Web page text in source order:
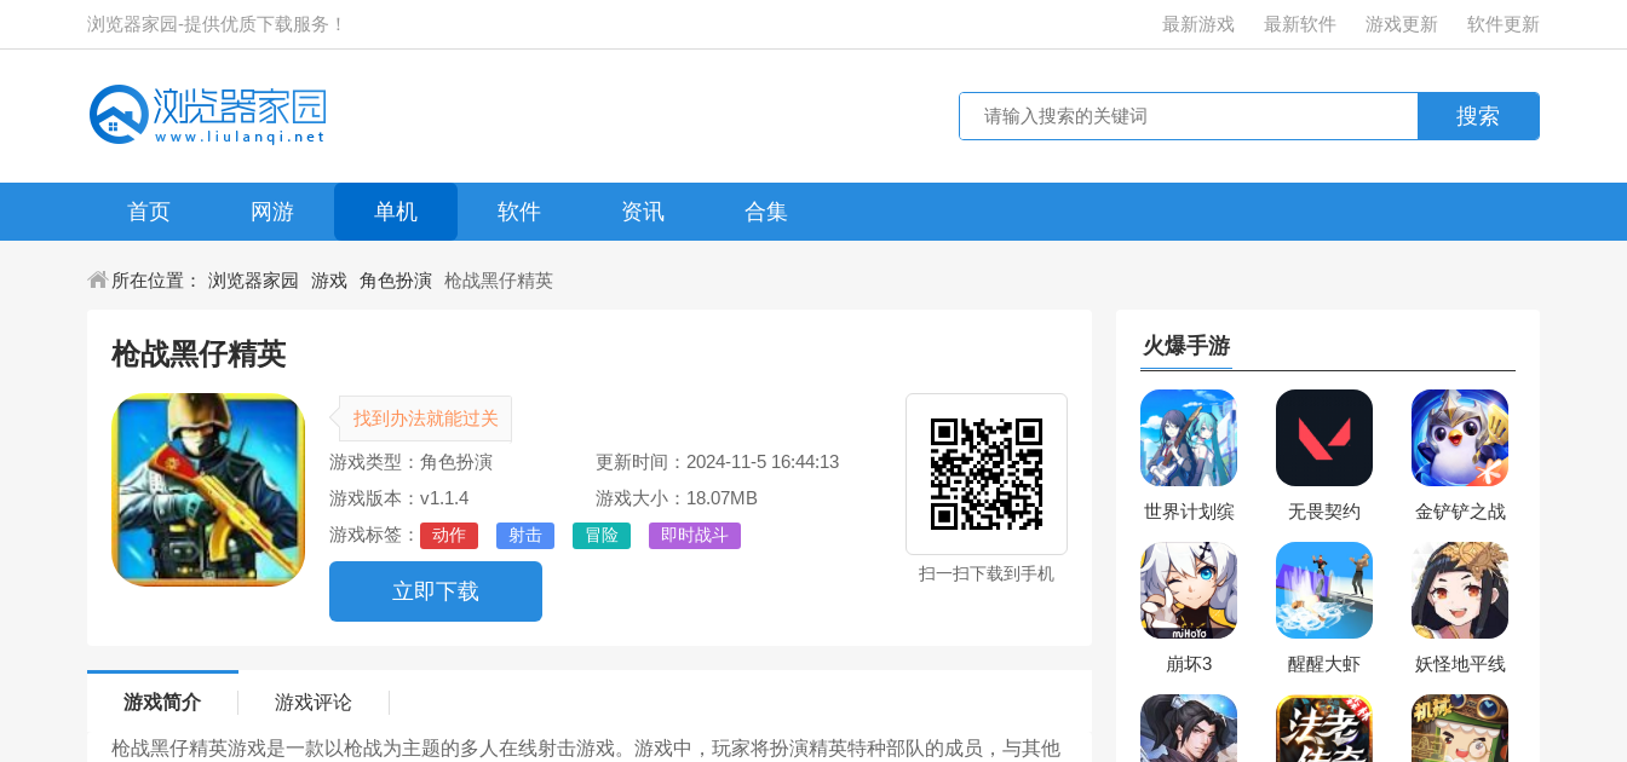
浏览器家园-提供优质下载服务！ 最新游戏 最新软件 游戏更新 软件更新
首页 网游 单机 软件 资讯 合集
所在位置： 浏览器家园 游戏 角色扮演 枪战黑仔精英
枪战黑仔精英
找到办法就能过关
游戏类型：角色扮演
更新时间：2024-11-5 16:44:13
游戏版本：v1.1.4
游戏大小：18.07MB
游戏标签：
动作 射击 冒险 即时战斗
立即下载
扫一扫下载到手机
游戏简介 游戏评论
枪战黑仔精英游戏是一款以枪战为主题的多人在线射击游戏。游戏中，玩家将扮演精英特种部队的成员，与其他
火爆手游
世界计划缤
无畏契约 金铲铲之战
崩坏3 醒醒大虾 妖怪地平线